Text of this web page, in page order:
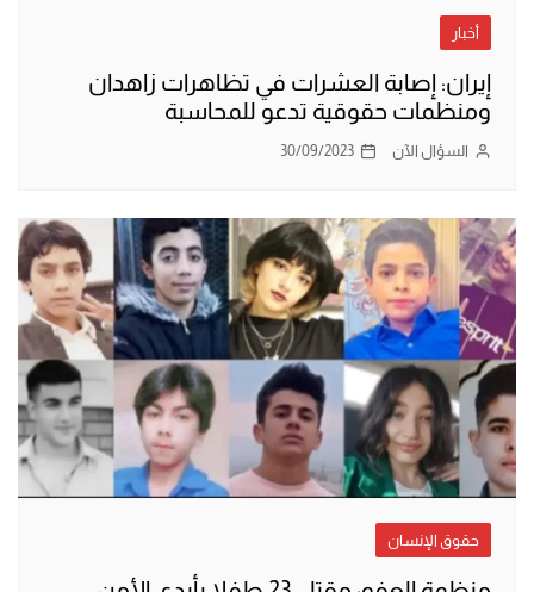
أخبار
إيران: إصابة العشرات في تظاهرات زاهدان
ومنظمات حقوقية تدعو للمحاسبة
السؤال الآن 30/09/2023
حقوق الإنسان